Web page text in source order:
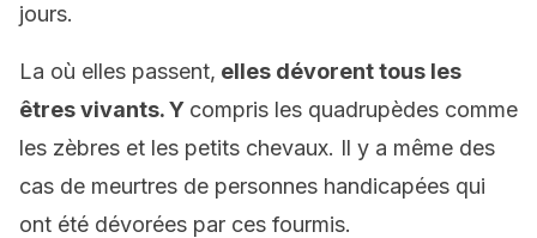
jours.
La où elles passent, elles dévorent tous les
êtres vivants. Y compris les quadrupèdes comme
les zèbres et les petits chevaux. Il y a même des
cas de meurtres de personnes handicapées qui
ont été dévorées par ces fourmis.